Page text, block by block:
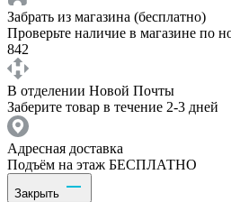
Забрать из магазина (бесплатно)
Проверьте наличие в магазине по
842
В отделении Новой Почты
Заберите товар в течение 2-3 дней
Адресная доставка
Подъём на этаж БЕСПЛАТНО
Закрыть